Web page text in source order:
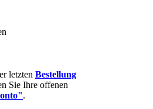
letzten Bestellung
Sie Ihre offenen
.